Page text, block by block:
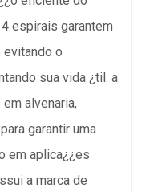
espirais garantem
evitando o
sua vida ¿til. a
alvenaria,
garantir uma
em aplica¿¿es
a marca de